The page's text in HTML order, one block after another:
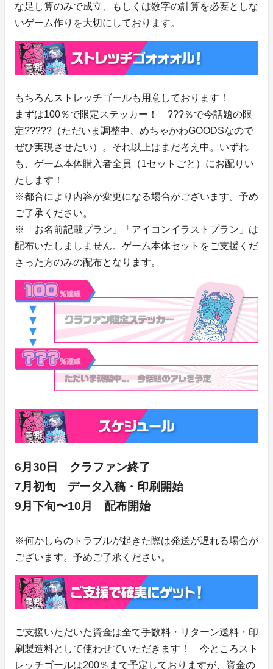
な足し算のみで成立、もしくは数字の計算を必要としな
いゲーム作りを大切にしております。
もちろんストレッチゴールも用意しております！
まずは100％で限定ステッカー！ ???％で今話題の限
定?????（ただいま調整中、めちゃかわGOODSなので
ぜひ実現させたい）。それ以上はまだ考え中。いずれ
も、ゲーム本体購入者全員（1セットごと）にお配りい
たします！
※都合により内容が変更になる場合がございます。予め
ご了承ください。
※「お名前記載プラン」「アイコンイラストプラン」は
配布いたしましません。ゲーム本体セットをご支援くだ
さった方のみの配布となります。
6月30日 クラファン終了
7月初旬 データ入稿・印刷開始
9月下旬〜10月 配布開始
※何かしらのトラブルが起きた際は発送が遅れる場合が
ございます。予めご了承ください。
ご支援いただいた資金は全て手数料・リターン送料・印
刷製造料として使わせていただきます！ 今ところスト
レッチゴールは200％まで予定しておりますが、資金の